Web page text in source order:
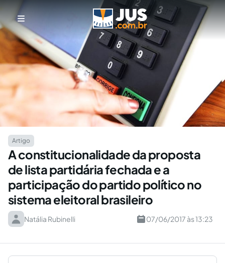
Artigo
A constitucionalidade da proposta
de lista partidária fechada e a
participação do partido político no
sistema eleitoral brasileiro
Natália Rubinelli 07/06/2017 às 13:23